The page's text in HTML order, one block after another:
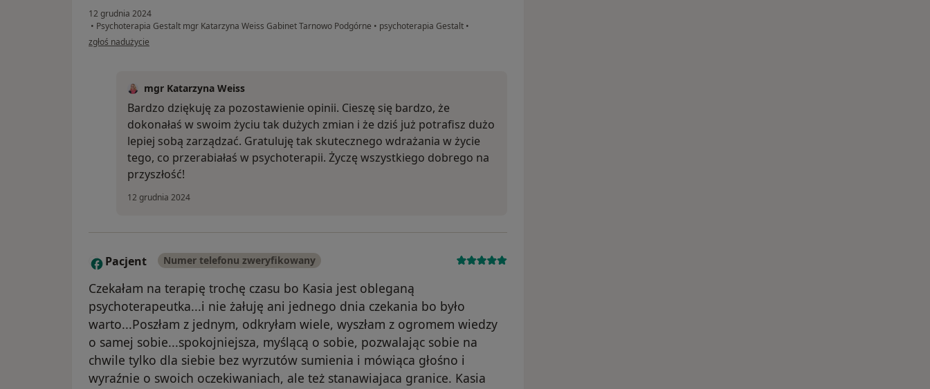
12 grudnia 2024
• Psychoterapia Gestalt mgr Katarzyna Weiss Gabinet Tarnowo Podgórne • psychoterapia Gestalt •
w opinii użytkownika Danuta
zgłoś nadużycie
mgr Katarzyna Weiss
Bardzo dziękuję za pozostawienie opinii. Cieszę się bardzo, że
dokonałaś w swoim życiu tak dużych zmian i że dziś już potrafisz dużo
lepiej sobą zarządzać. Gratuluję tak skutecznego wdrażania w życie
tego, co przerabiałaś w psychoterapii. Życzę wszystkiego dobrego na
przyszłość!
12 grudnia 2024
P Pacjent Numer telefonu zweryfikowany
Czekałam na terapię trochę czasu bo Kasia jest obleganą
psychoterapeutka...i nie żałuję ani jednego dnia czekania bo było
warto...Poszłam z jednym, odkryłam wiele, wyszłam z ogromem wiedzy
o samej sobie...spokojniejsza, myślącą o sobie, pozwalając sobie na
chwile tylko dla siebie bez wyrzutów sumienia i mówiąca głośno i
wyraźnie o swoich oczekiwaniach, ale też stanawiajaca granice. Kasia